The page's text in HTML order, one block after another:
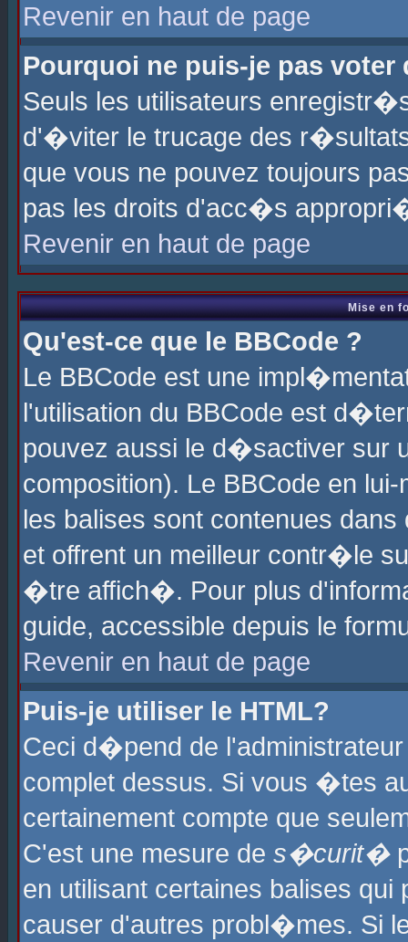
Revenir en haut de page
Pourquoi ne puis-je pas voter
Seuls les utilisateurs
d'�viter le trucage des
que vous ne pouvez toujours
pas les droits d'acc�s
Revenir en haut de page
Mise en
Qu'est-ce que le BBCode ?
Le BBCode est une
l'utilisation du BBCode est
pouvez aussi le d�sactiver sur
composition). Le BBCode en
les balises sont contenues
et offrent un meilleur contr�le
�tre affich�. Pour plus
guide, accessible depuis le
Revenir en haut de page
Puis-je utiliser le HTML?
Ceci d�pend de
complet dessus. Si vous �tes
certainement compte que
C'est une mesure de s�curit�
en utilisant certaines balises
causer d'autres probl�mes. Si